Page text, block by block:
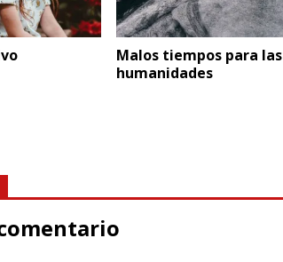
Malos tiempos para las
humanidades